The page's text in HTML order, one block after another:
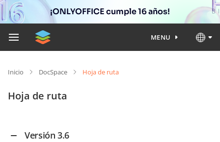
¡ONLYOFFICE cumple 16 años!
MENU
Inicio DocSpace Hoja de ruta
Hoja de ruta
Versión 3.6